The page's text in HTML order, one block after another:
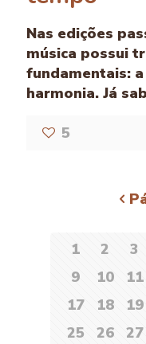
Nas edições
música possui
fundamentais:
harmonia. Já
5
1 2 3
9
10 11
17
18 19
25
26 27